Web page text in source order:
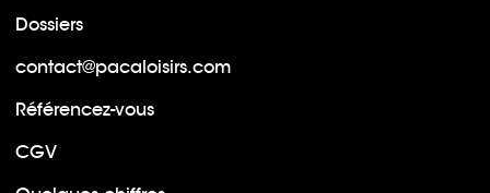
Dossiers
contact@pacaloisirs.com
Référencez-vous
CGV